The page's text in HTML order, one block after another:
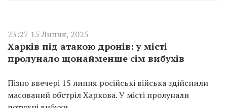
23:27 15 Липня, 2025
Харків під атакою дронів: у місті
пролунало щонайменше сім вибухів
Пізно ввечері 15 липня російські війська здійснили
масований обстріл Харкова. У місті пролунали